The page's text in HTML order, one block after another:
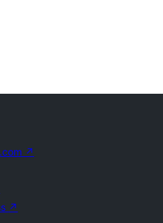
↗
↗